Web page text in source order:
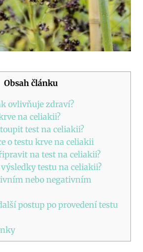
Obsah článku
ovlivňuje zdraví?
na celiakii?
test na celiakii?
o testu krve na celiakii
na test na celiakii?
testu na celiakii?
nebo negativním
postup po provedení testu